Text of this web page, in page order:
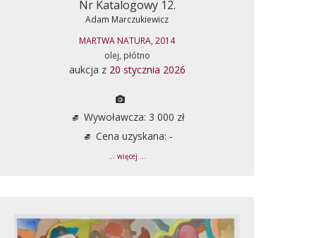
Nr Katalogowy 12.
Adam Marczukiewicz
MARTWA NATURA, 2014
olej, płótno
aukcja z 20 stycznia 2026
Wywoławcza: 3 000 zł
Cena uzyskana: -
... więcej ...